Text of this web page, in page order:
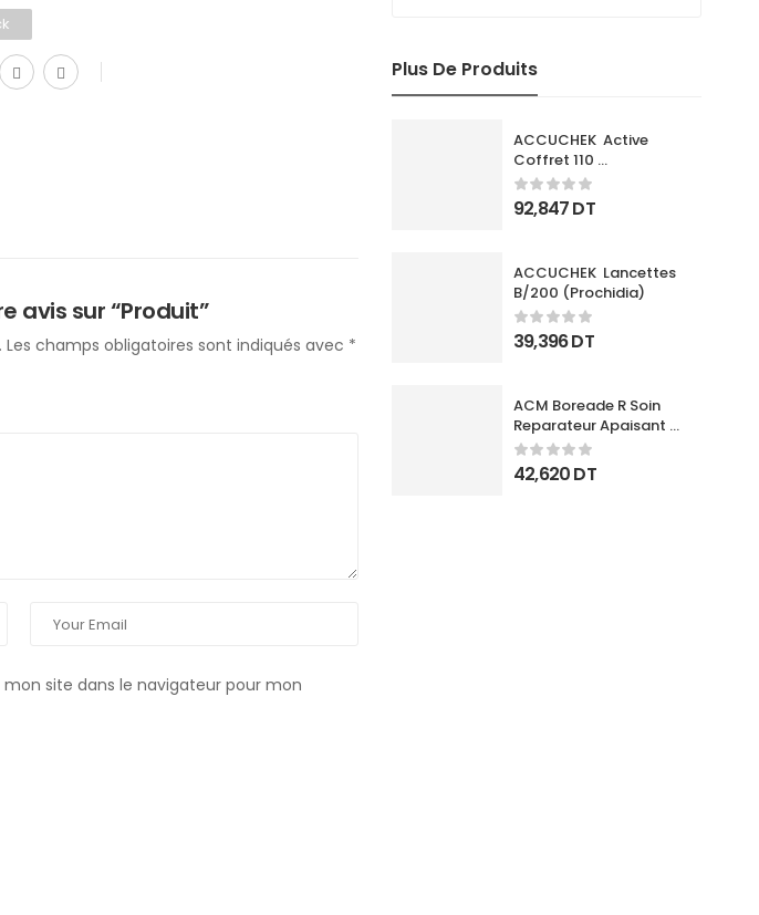
Plus De Produits
ACCUCHEK  Active
Coffret 110
Bandlettes+Appareil
92,847DT
ACCUCHEK  Lancettes
B/200 (Prochidia)
39,396DT
ACM Boreade R Soin
Reparateur Apaisant
40Ml
42,620DT
avis sur “Produit”
Les champs obligatoires sont indiqués avec *
site dans le navigateur pour mon